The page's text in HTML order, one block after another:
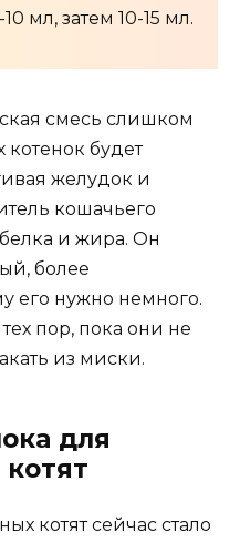
мл, затем 10-15 мл.
смесь слишком
котенок будет
желудок и
кошачьего
и жира. Он
более
его нужно немного.
пор, пока они не
из миски.
для
котят сейчас стало